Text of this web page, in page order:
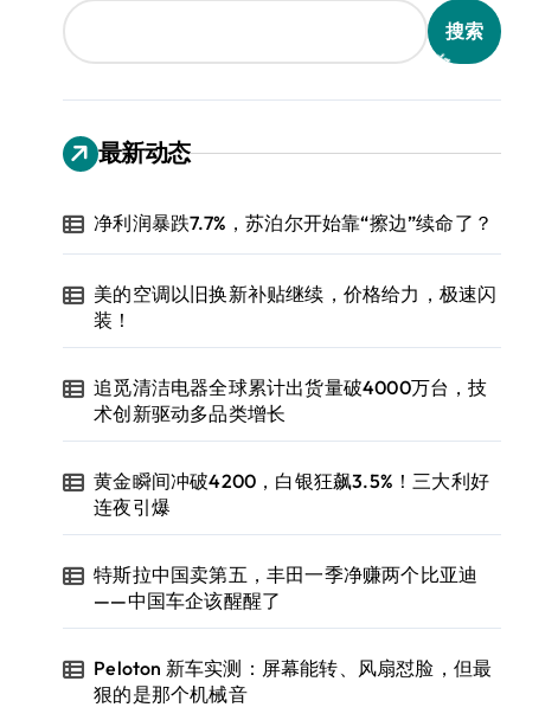
搜索
最新动态
净利润暴跌7.7%，苏泊尔开始靠“擦边”续命了？
美的空调以旧换新补贴继续，价格给力，极速闪
装！
追觅清洁电器全球累计出货量破4000万台，技
术创新驱动多品类增长
黄金瞬间冲破4200，白银狂飙3.5%！三大利好
连夜引爆
特斯拉中国卖第五，丰田一季净赚两个比亚迪
——中国车企该醒醒了
Peloton 新车实测：屏幕能转、风扇怼脸，但最
狠的是那个机械音